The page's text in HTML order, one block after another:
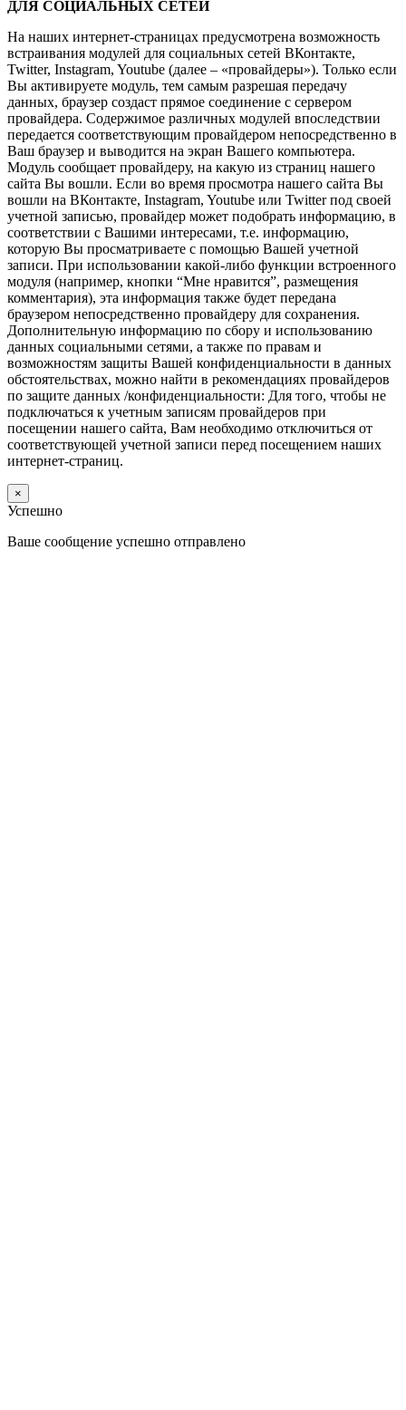
ДЛЯ СОЦИАЛЬНЫХ СЕТЕЙ
На наших интернет-страницах предусмотрена возможность
встраивания модулей для социальных сетей ВКонтакте,
Twitter, Instagram, Youtube (далее – «провайдеры»). Только если
Вы активируете модуль, тем самым разрешая передачу
данных, браузер создаст прямое соединение с сервером
провайдера. Содержимое различных модулей впоследствии
передается соответствующим провайдером непосредственно в
Ваш браузер и выводится на экран Вашего компьютера.
Модуль сообщает провайдеру, на какую из страниц нашего
сайта Вы вошли. Если во время просмотра нашего сайта Вы
вошли на ВКонтакте, Instagram, Youtube или Twitter под своей
учетной записью, провайдер может подобрать информацию, в
соответствии с Вашими интересами, т.е. информацию,
которую Вы просматриваете с помощью Вашей учетной
записи. При использовании какой-либо функции встроенного
модуля (например, кнопки “Мне нравится”, размещения
комментария), эта информация также будет передана
браузером непосредственно провайдеру для сохранения.
Дополнительную информацию по сбору и использованию
данных социальными сетями, а также по правам и
возможностям защиты Вашей конфиденциальности в данных
обстоятельствах, можно найти в рекомендациях провайдеров
по защите данных /конфиденциальности: Для того, чтобы не
подключаться к учетным записям провайдеров при
посещении нашего сайта, Вам необходимо отключиться от
соответствующей учетной записи перед посещением наших
интернет-страниц.
×
Успешно
Ваше сообщение успешно отправлено